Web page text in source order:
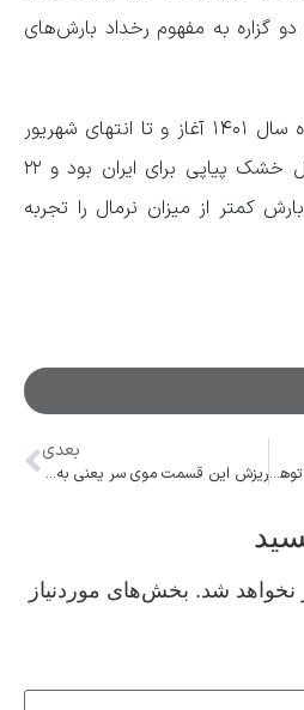
گزاره به مفهوم رخداد بارش‌های
سال آبی جاری که از مهرماه سال ۱۴۰۱ آغاز و تا انتهای شهریور
ماه ادامه دارد، سومین سال خشک پیاپی برای ایران بود و ۲۲
کشور بارش کمتر از میزان نرمال را‌‌‌‌‌‌‌‌‌‌‌‌‌‌‌‌‌‌‌‌‌‌‌‌‌‌‌‌‌ تجربه
عذرخواهی از مهدی طارمی برای توهین نژادی
بعدی
ریزش این قسمت موی سر یعنی به زودی سکته می‌کنید
نخواهد شد. بخش‌های موردنیاز